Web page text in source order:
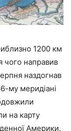
1200 км
чого направив
наздогнав
му меридіані
на карту
Америки.